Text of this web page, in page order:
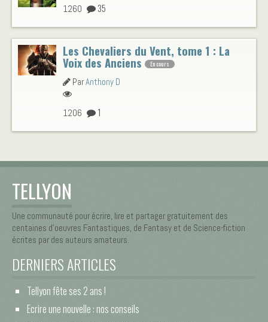
1260 35
Les Chevaliers du Vent, tome 1 : La
Voix des Anciens En cours
ParAnthony D
1206 1
TELLYON
Une communauté pour écrire, lire et partager gratuitement des
centaines d’oeuvres Fantastiques, de Fantasy et de Science-fiction
écrites par des auteurs amateurs.
DERNIERS ARTICLES
Tellyon fête ses 2 ans !
Ecrire une nouvelle : nos conseils